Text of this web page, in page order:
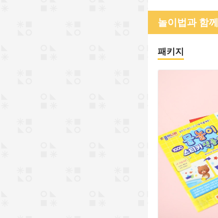
놀이법과 함
패키지